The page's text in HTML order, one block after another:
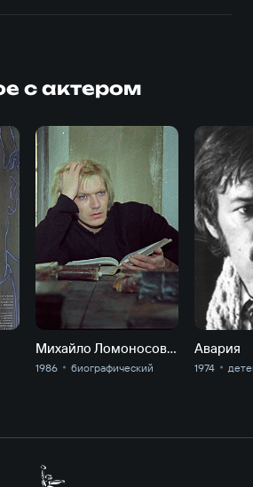
с актером
Михайло Ломоносов. Врата учености
1986 биографический
Авария
1974